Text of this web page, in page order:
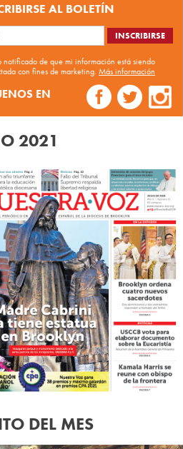
AL BOLETÍN
notificado de que mi información está siendo
con fines de marketing. Más información
EN
2021
DEL MES